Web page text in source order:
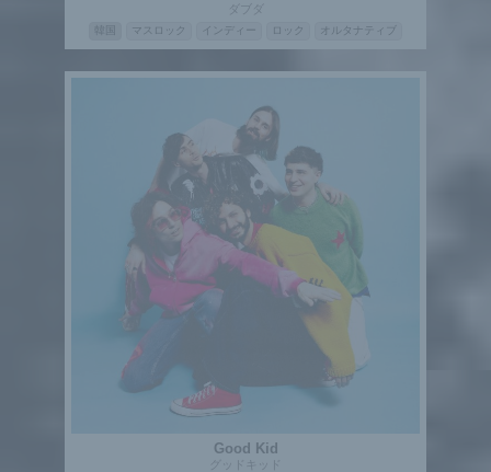
ダブダ
マスロック インディー ロック オルタナティブ
Good Kid
グッドキッド